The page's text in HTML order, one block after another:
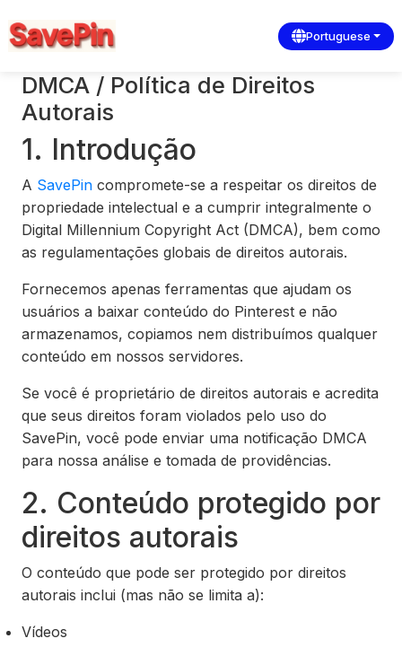
Portuguese
DMCA / Política de Direitos
Autorais
1. Introdução
A SavePincompromete-se a respeitar os direitos de
propriedade intelectual e a cumprir integralmente o
Digital Millennium Copyright Act (DMCA), bem como
as regulamentações globais de direitos autorais.
Fornecemos apenas ferramentas que ajudam os
usuários a baixar conteúdo do Pinterest e não
armazenamos, copiamos nem distribuímos qualquer
conteúdo em nossos servidores.
Se você é proprietário de direitos autorais e acredita
que seus direitos foram violados pelo uso do
SavePin, você pode enviar uma notificação DMCA
para nossa análise e tomada de providências.
2. Conteúdo protegido por
direitos autorais
O conteúdo que pode ser protegido por direitos
autorais inclui (mas não se limita a):
Vídeos